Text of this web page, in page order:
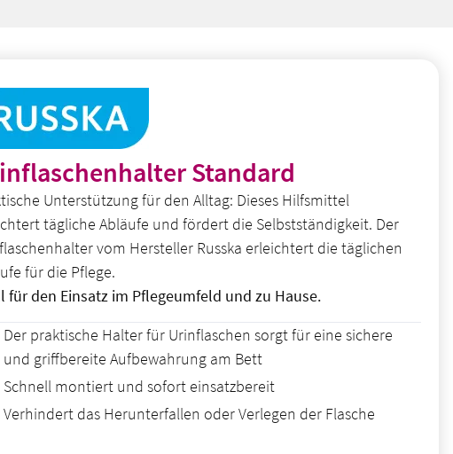
Standard
Unterstützung für den Alltag: Dieses Hilfsmittel
tägliche Abläufe und fördert die Selbstständigkeit. Der
vom Hersteller Russka erleichtert die täglichen
für die Pflege.
für den Einsatz im Pflegeumfeld und zu Hause.
Der praktische Halter für Urinflaschen sorgt für eine sichere
und griffbereite Aufbewahrung am Bett
Schnell montiert und sofort einsatzbereit
Verhindert das Herunterfallen oder Verlegen der Flasche